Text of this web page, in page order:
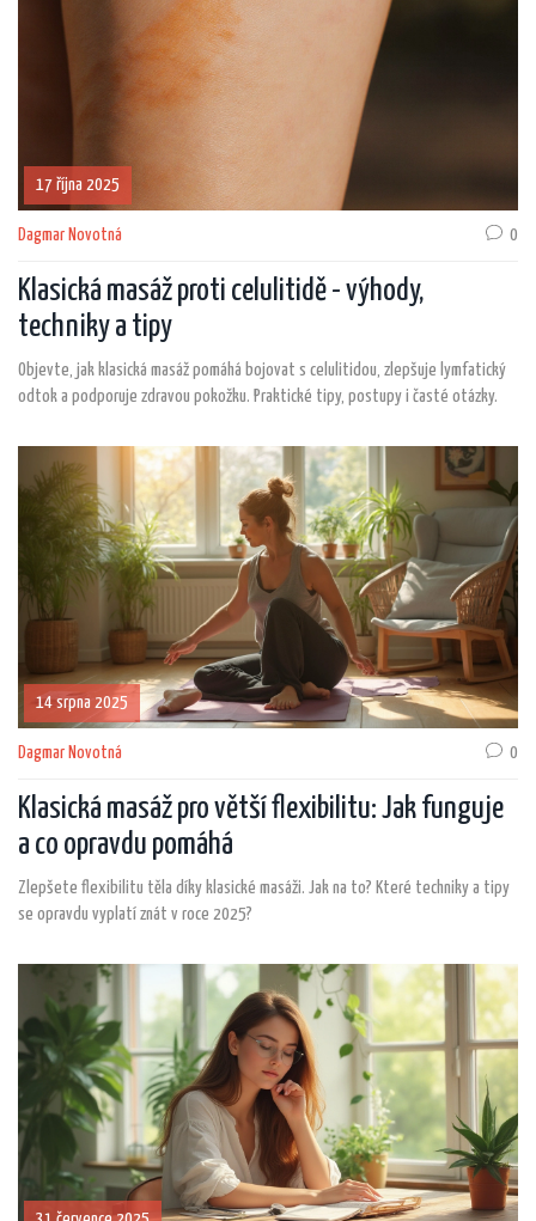
17 října 2025
Dagmar Novotná 0
Klasická masáž proti celulitidě - výhody,
techniky a tipy
Objevte, jak klasická masáž pomáhá bojovat s celulitidou, zlepšuje lymfatický
odtok a podporuje zdravou pokožku. Praktické tipy, postupy i časté otázky.
14 srpna 2025
Dagmar Novotná 0
Klasická masáž pro větší flexibilitu: Jak funguje
a co opravdu pomáhá
Zlepšete flexibilitu těla díky klasické masáži. Jak na to? Které techniky a tipy
se opravdu vyplatí znát v roce 2025?